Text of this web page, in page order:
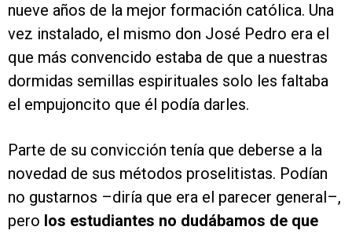
nueve años de la mejor formación católica. Una
vez instalado, el mismo don José Pedro era el
que más convencido estaba de que a nuestras
dormidas semillas espirituales solo les faltaba
el empujoncito que él podía darles.
Parte de su convicción tenía que deberse a la
novedad de sus métodos proselitistas. Podían
no gustarnos –diría que era el parecer general–,
pero los estudiantes no dudábamos de que